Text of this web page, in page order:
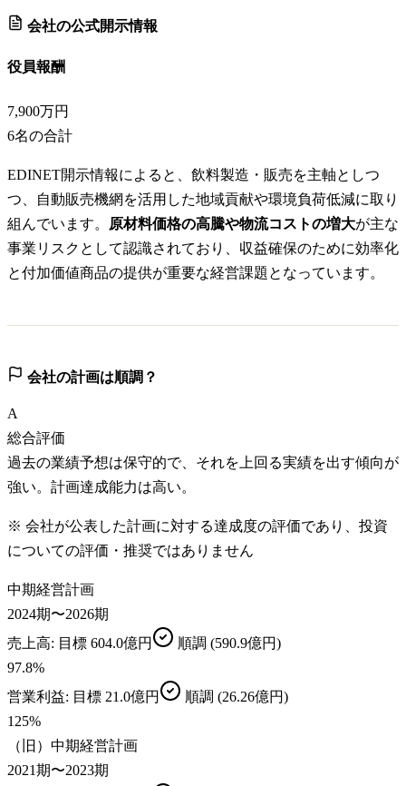
会社の公式開示情報
役員報酬
7,900万円
6名の合計
EDINET開示情報によると、飲料製造・販売を主軸としつ
つ、自動販売機網を活用した地域貢献や環境負荷低減に取り
組んでいます。
原材料価格の高騰や物流コストの増大が主な
事業リスクとして認識されており、収益確保のために効率化
と付加価値商品の提供が重要な経営課題となっています。
会社の計画は順調？
A
総合評価
過去の業績予想は保守的で、それを上回る実績を出す傾向が
強い。計画達成能力は高い。
※ 会社が公表した計画に対する達成度の評価であり、投資
についての評価・推奨ではありません
中期経営計画
2024期〜2026期
売上高: 目標 604.0億円 順調 (590.9億円)
97.8%
営業利益: 目標 21.0億円 順調 (26.26億円)
125%
（旧）中期経営計画
2021期〜2023期